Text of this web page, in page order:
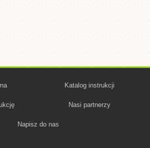
Katalog instrukcji
Nasi partnerzy
Napisz do nas